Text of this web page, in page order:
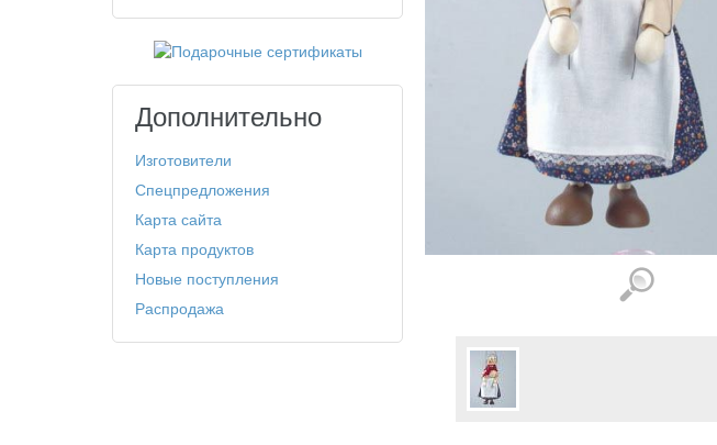
Дополнительно
Изготовители
Спецпредложения
Карта сайта
Карта продуктов
Новые поступления
Распродажа